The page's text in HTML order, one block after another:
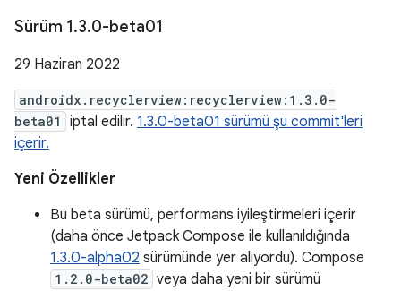
Sürüm 1.3.0-beta01
29 Haziran 2022
androidx.recyclerview:recyclerview:1.3.0-
beta01
iptal edilir. 1.3.0-beta01 sürümü şu commit'leri
içerir.
Yeni Özellikler
Bu beta sürümü, performans iyileştirmeleri içerir
(daha önce Jetpack Compose ile kullanıldığında
1.3.0-alpha02 sürümünde yer alıyordu). Compose
1.2.0-beta02 veya daha yeni bir sürümü